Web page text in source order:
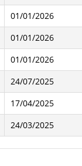
01/01/2026
01/01/2026
01/01/2026
24/07/2025
17/04/2025
24/03/2025